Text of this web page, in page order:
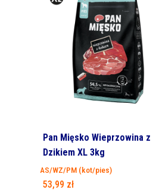
Pan Mięsko Wieprzowina z
Dzikiem XL 3kg
AS/WZ/PM (kot/pies)
53,99 zł